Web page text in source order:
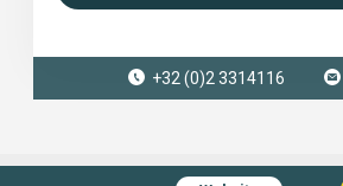
+32 (0)2 3314116